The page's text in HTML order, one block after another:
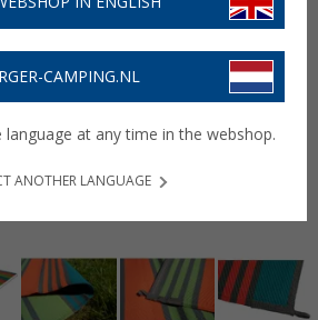
CAMPING.NL
language at any time in the webshop.
ANOTHER LANGUAGE